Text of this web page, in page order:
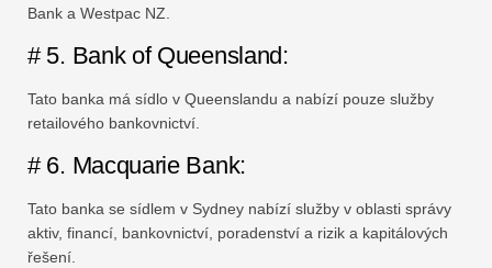
Bank a Westpac NZ.
# 5. Bank of Queensland:
Tato banka má sídlo v Queenslandu a nabízí pouze služby
retailového bankovnictví.
# 6. Macquarie Bank:
Tato banka se sídlem v Sydney nabízí služby v oblasti správy
aktiv, financí, bankovnictví, poradenství a rizik a kapitálových
řešení.